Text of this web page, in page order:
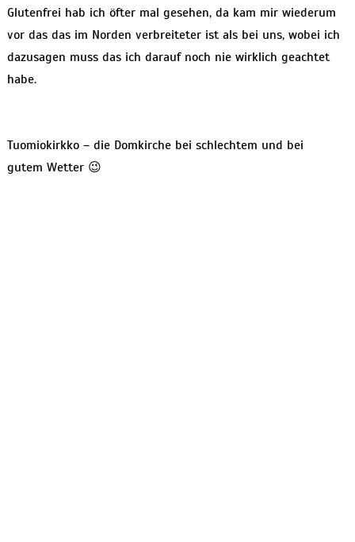
Glutenfrei hab ich öfter mal gesehen, da kam mir wiederum
vor das das im Norden verbreiteter ist als bei uns, wobei ich
dazusagen muss das ich darauf noch nie wirklich geachtet
habe.
Tuomiokirkko – die Domkirche bei schlechtem und bei
gutem Wetter 😉